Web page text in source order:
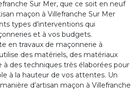
Sur Mer, que ce soit en neuf
maçon à Villefranche Sur Mer
types d’interventions qui
et à vos budgets.
en travaux de maçonnerie à
des matériels, des matériaux
à des techniques très élaborées pour
à la hauteur de vos attentes. Un
d’artisan maçon à Villefranche